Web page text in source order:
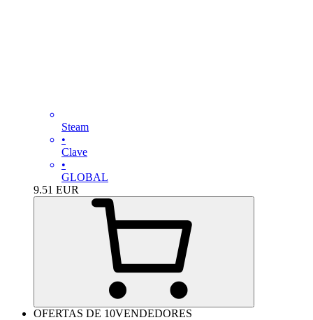
Steam
•
Clave
•
GLOBAL
9.51 EUR
OFERTAS DE 10VENDEDORES